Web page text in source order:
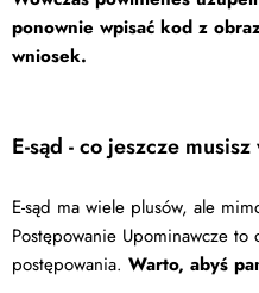
ponownie wpisać kod z
wniosek.
E-sąd - co jeszcze
E-sąd ma wiele plusów, ale
Postępowanie Upominawcze
postępowania. Warto, abyś